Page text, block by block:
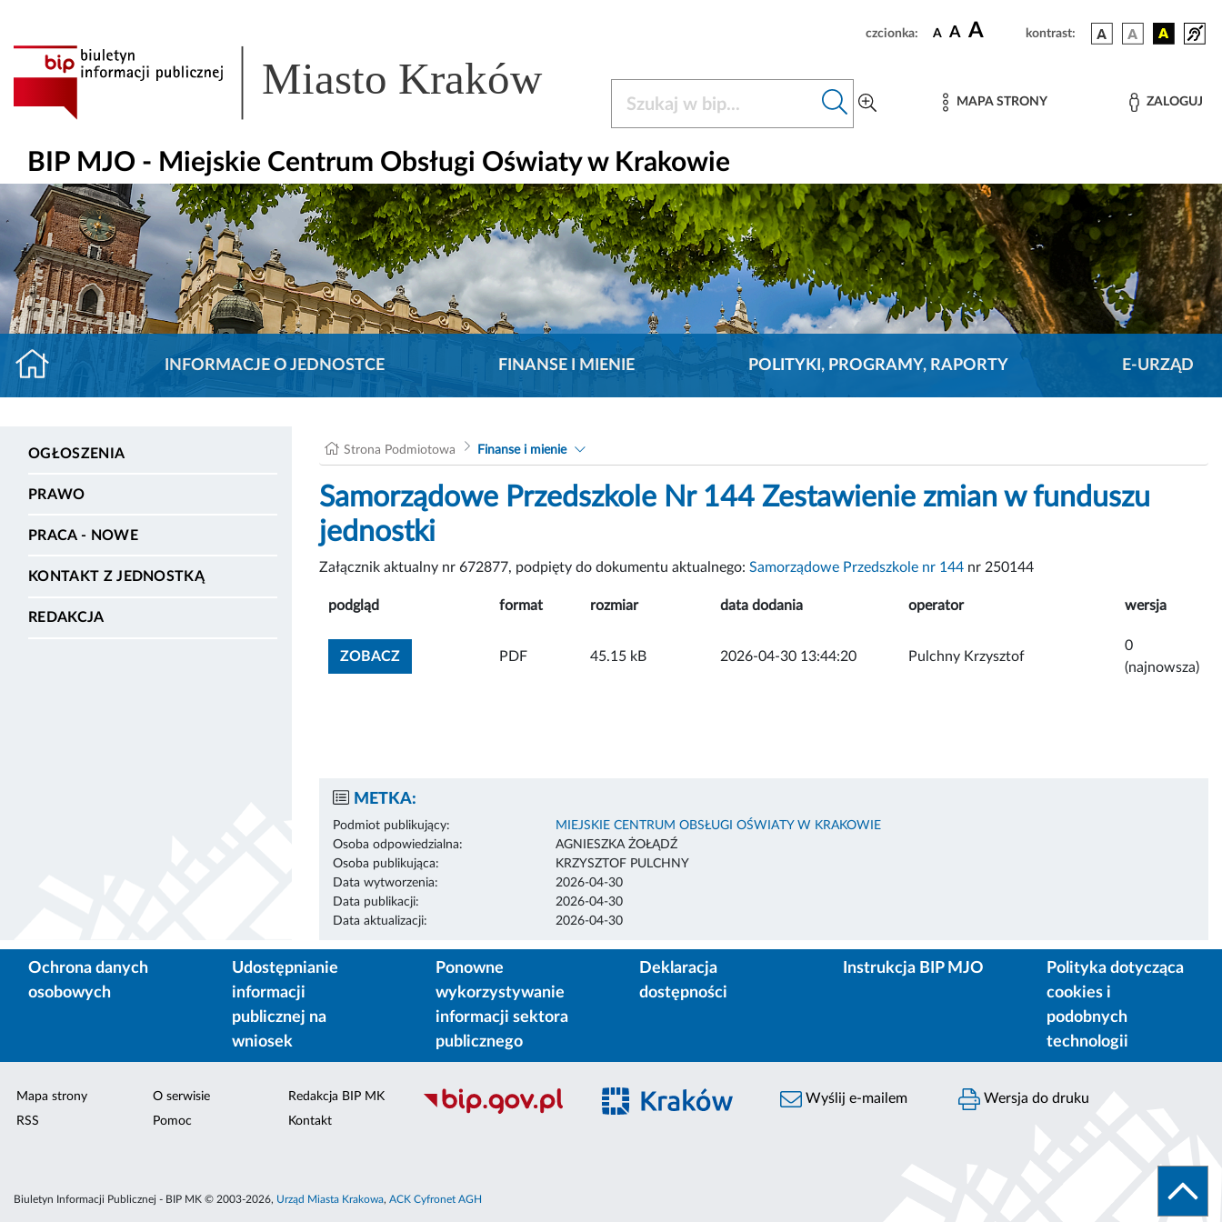
czcionka: A A A kontrast:
Miasto Kraków MAPA STRONY ZALOGUJ
BIP MJO - Miejskie Centrum Obsługi Oświaty w Krakowie
INFORMACJE O JEDNOSTCE FINANSE I MIENIE POLITYKI, PROGRAMY, RAPORTY E-URZĄD
OGŁOSZENIA
PRAWO
PRACA - NOWE
KONTAKT Z JEDNOSTKĄ
REDAKCJA
Strona Podmiotowa Finanse i mienie
Samorządowe Przedszkole Nr 144 Zestawienie zmian w funduszu
jednostki
Załącznik aktualny nr 672877, podpięty do dokumentu aktualnego: Samorządowe Przedszkole nr 144 nr 250144
podgląd format rozmiar data dodania operator wersja
ZOBACZZOBACZ ZAŁĄCZNIK
PDF 45.15 kB 2026-04-30 13:44:20 Pulchny Krzysztof
0
(najnowsza)
METKA:
Podmiot publikujący:
MIEJSKIE CENTRUM OBSŁUGI OŚWIATY W KRAKOWIE
Osoba odpowiedzialna:
AGNIESZKA ŻOŁĄDŹ
Osoba publikująca:
KRZYSZTOF PULCHNY
Data wytworzenia:
2026-04-30
Data publikacji:
2026-04-30
Data aktualizacji:
2026-04-30
Ochrona danych
osobowych
Udostępnianie
informacji
publicznej na
wniosek
Ponowne
wykorzystywanie
informacji sektora
publicznego
Deklaracja
dostępności
Instrukcja BIP MJO
Polityka dotycząca
cookies i
podobnych
technologii
Mapa strony
RSS
O serwisie
Pomoc
Redakcja BIP MK
Kontakt
Wyślij e-mailem Wersja do druku
Biuletyn Informacji Publicznej - BIP MK © 2003-2026, Urząd Miasta Krakowa, ACK Cyfronet AGH